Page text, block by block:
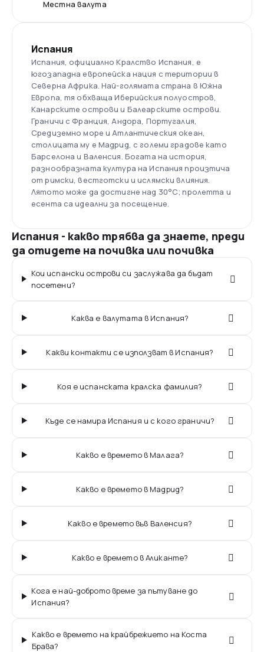
Местна валута
Испания
Испания, официално Кралство Испания, е
югозападна европейска нация с територии в
Северна Африка. Най-голямата страна в Южна
Европа, тя обхваща Иберийския полуостров,
Канарските острови и Балеарските острови.
Граничи с Франция, Андора, Португалия,
Средиземно море и Атлантическия океан,
столицата му е Мадрид, с големи градове като
Барселона и Валенсия. Богата на история,
разнообразната култура на Испания произтича
от римски, вестготски и ислямски влияния.
Лятото може да достигне над 30°C; пролетта и
есента са идеални за посещение.
Испания - какво трябва да знаете, преди
да отидете на почивка или почивка
Кои испански острови си заслужава да бъдат
посетени?
Каква е валутата в Испания?
Какви контакти се използват в Испания?
Коя е испанската кралска фамилия?
Къде се намира Испания и с кого граничи?
Какво е времето в Малага?
Какво е времето в Мадрид?
Какво е времето във Валенсия?
Какво е времето в Аликанте?
Кога е най-доброто време за пътуване до
Испания?
Какво е времето на крайбрежието на Коста
Брава?